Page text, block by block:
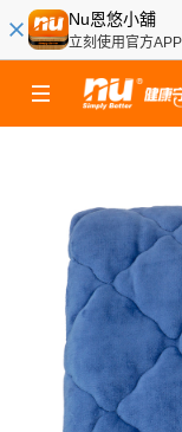
Nu恩悠小舖
立刻使用官方APP